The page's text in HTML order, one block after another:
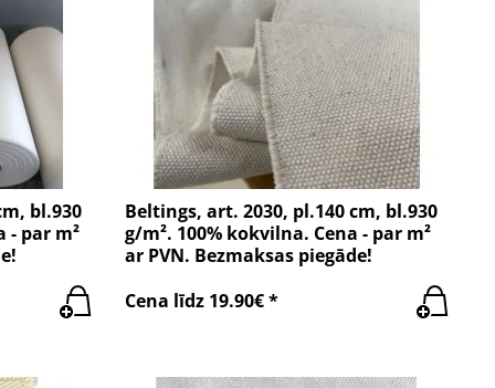
bl.930
- par m²
Beltings, art. 2030, pl.140 cm, bl.930
g/m². 100% kokvilna. Cena - par m²
ar PVN. Bezmaksas piegāde!
Cena līdz 19.90€ *